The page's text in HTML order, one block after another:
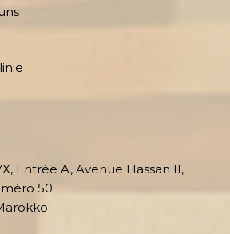
Entrée A, Avenue Hassan II,
50